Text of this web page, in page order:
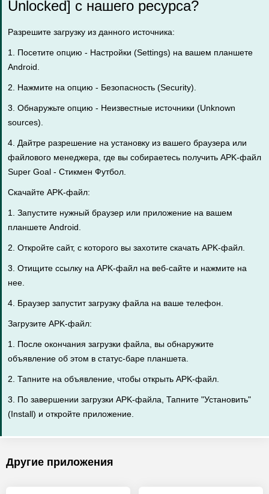
Unlocked] с нашего ресурса?
Разрешите загрузку из данного источника:
1. Посетите опцию - Настройки (Settings) на вашем планшете
Android.
2. Нажмите на опцию - Безопасность (Security).
3. Обнаружьте опцию - Неизвестные источники (Unknown
sources).
4. Дайтре разрешение на установку из вашего браузера или
файлового менеджера, где вы собираетесь получить APK-файл
Super Goal - Стикмен Футбол.
Скачайте APK-файл:
1. Запустите нужный браузер или приложение на вашем
планшете Android.
2. Откройте сайт, с которого вы захотите скачать APK-файл.
3. Отищите ссылку на APK-файл на веб-сайте и нажмите на
нее.
4. Браузер запустит загрузку файла на ваше телефон.
Загрузите APK-файл:
1. После окончания загрузки файла, вы обнаружите
объявление об этом в статус-баре планшета.
2. Тапните на объявление, чтобы открыть APK-файл.
3. По завершении загрузки APK-файла, Тапните "Установить"
(Install) и откройте приложение.
Другие приложения